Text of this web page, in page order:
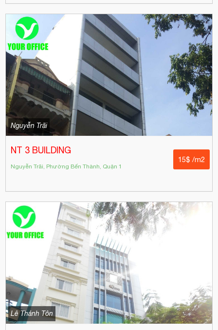
Nguyễn Trãi
NT 3 BUILDING
Nguyễn Trãi, Phường Bến Thành, Quận 1
15$ /m2
Lê Thánh Tôn